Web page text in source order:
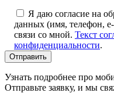
Я даю согласие на
данных (имя, телефон,
связи со мной. Текст
конфиденциальности.
Узнать подробнее про
Отправьте заявку, и мы